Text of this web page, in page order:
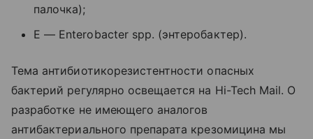
палочка);
E — Enterobacter spp. (энтеробактер).
Тема антибиотикорезистентности опасных
бактерий регулярно освещается на Hi-Tech Mail. О
разработке не имеющего аналогов
антибактериального препарата крезомицина мы